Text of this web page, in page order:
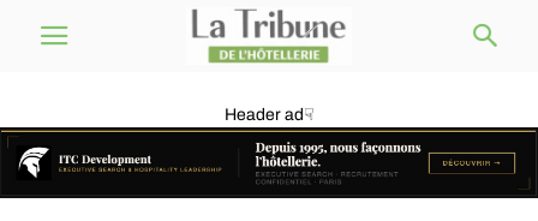
Header ad☟